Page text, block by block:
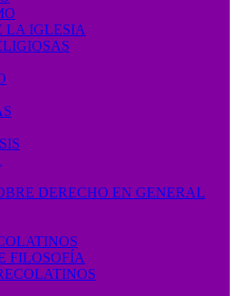
LA IGLESIA
DERECHO EN GENERAL
FILOSOFÍA